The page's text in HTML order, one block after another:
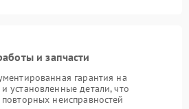
и запчасти
гарантия на
установленные детали, что
неисправностей